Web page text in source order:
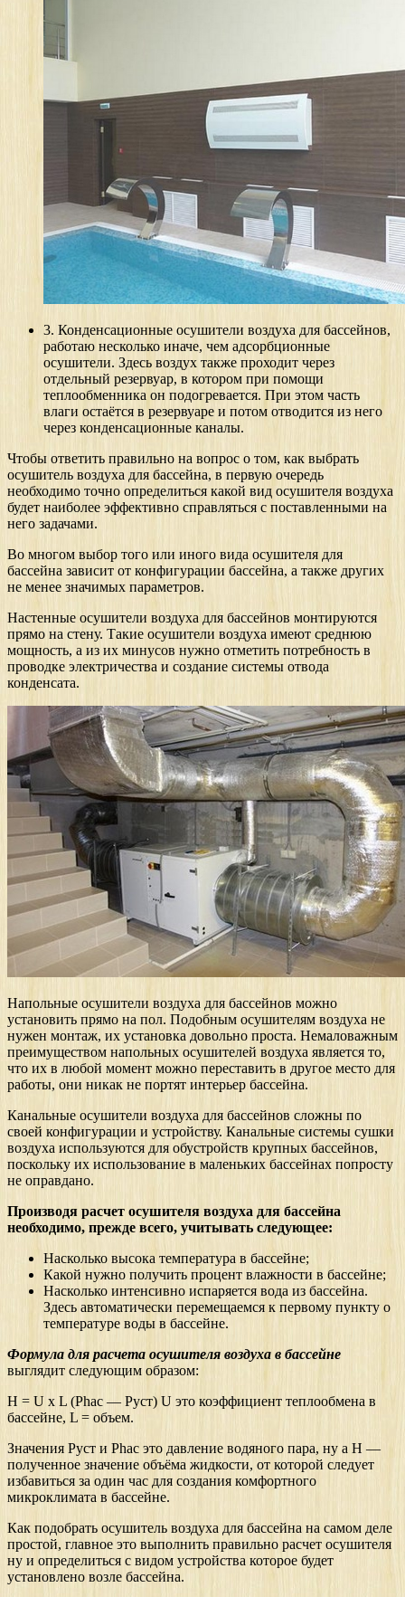
3. Конденсационные осушители воздуха для бассейнов,
работаю несколько иначе, чем адсорбционные
осушители. Здесь воздух также проходит через
отдельный резервуар, в котором при помощи
теплообменника он подогревается. При этом часть
влаги остаётся в резервуаре и потом отводится из него
через конденсационные каналы.
Чтобы ответить правильно на вопрос о том, как выбрать
осушитель воздуха для бассейна, в первую очередь
необходимо точно определиться какой вид осушителя воздуха
будет наиболее эффективно справляться с поставленными на
него задачами.
Во многом выбор того или иного вида осушителя для
бассейна зависит от конфигурации бассейна, а также других
не менее значимых параметров.
Настенные осушители воздуха для бассейнов монтируются
прямо на стену. Такие осушители воздуха имеют среднюю
мощность, а из их минусов нужно отметить потребность в
проводке электричества и создание системы отвода
конденсата.
Напольные осушители воздуха для бассейнов можно
установить прямо на пол. Подобным осушителям воздуха не
нужен монтаж, их установка довольно проста. Немаловажным
преимуществом напольных осушителей воздуха является то,
что их в любой момент можно переставить в другое место для
работы, они никак не портят интерьер бассейна.
Канальные осушители воздуха для бассейнов сложны по
своей конфигурации и устройству. Канальные системы сушки
воздуха используются для обустройств крупных бассейнов,
поскольку их использование в маленьких бассейнах попросту
не оправдано.
Производя расчет осушителя воздуха для бассейна
необходимо, прежде всего, учитывать следующее:
Насколько высока температура в бассейне;
Какой нужно получить процент влажности в бассейне;
Насколько интенсивно испаряется вода из бассейна.
Здесь автоматически перемещаемся к первому пункту о
температуре воды в бассейне.
Формула для расчета осушителя воздуха в бассейне
выглядит следующим образом:
H = U x L (Phac — Pуст) U это коэффициент теплообмена в
бассейне, L = объем.
Значения Pуст и Phac это давление водяного пара, ну а H —
полученное значение объёма жидкости, от которой следует
избавиться за один час для создания комфортного
микроклимата в бассейне.
Как подобрать осушитель воздуха для бассейна на самом деле
простой, главное это выполнить правильно расчет осушителя
ну и определиться с видом устройства которое будет
установлено возле бассейна.